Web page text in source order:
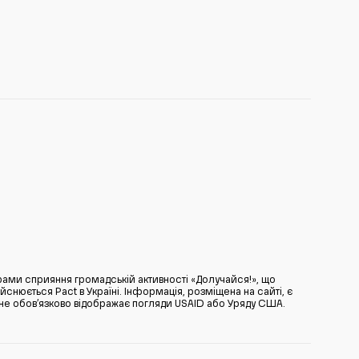
сприяння громадській активності «Долучайся!», що
Pact в Україні. Інформація, розміщена на сайті, є
не обов’язково відображає погляди USAID або Уряду США.